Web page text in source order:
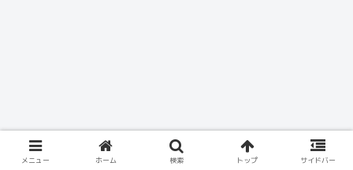
メニュー ホーム 検索 トップ サイドバー